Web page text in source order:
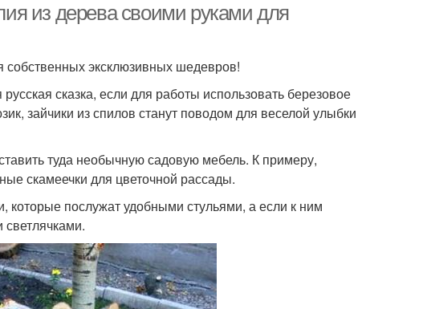
из дерева своими руками для
собственных эксклюзивных шедевров!
сказка, если для работы использовать березовое
зайчики из спилов станут поводом для веселой улыбки
туда необычную садовую мебель. К примеру,
скамеечки для цветочной рассады.
которые послужат удобными стульями, а если к ним
светлячками.